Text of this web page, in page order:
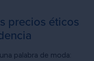
precios éticos
palabra de moda: